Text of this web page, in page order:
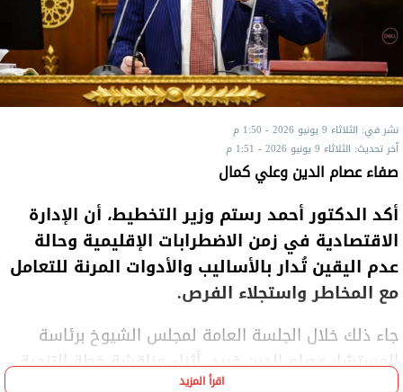
نشر في: الثلاثاء 9 يونيو 2026 - 1:50 م
آخر تحديث: الثلاثاء 9 يونيو 2026 - 1:51 م
صفاء عصام الدين وعلي كمال
أكد الدكتور أحمد رستم وزير التخطيط، أن الإدارة
الاقتصادية في زمن الاضطرابات الإقليمية وحالة
عدم اليقين تُدار بالأساليب والأدوات المرنة للتعامل
مع المخاطر واستجلاء الفرص.
جاء ذلك خلال الجلسة العامة لمجلس الشيوخ برئاسة
المستشار عصام الدين فريد، أثناء مناقشة خطة التنمية
اقرأ المزيد